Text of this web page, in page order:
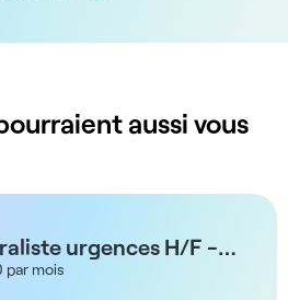
aussi vous
urgences H/F -
77mois